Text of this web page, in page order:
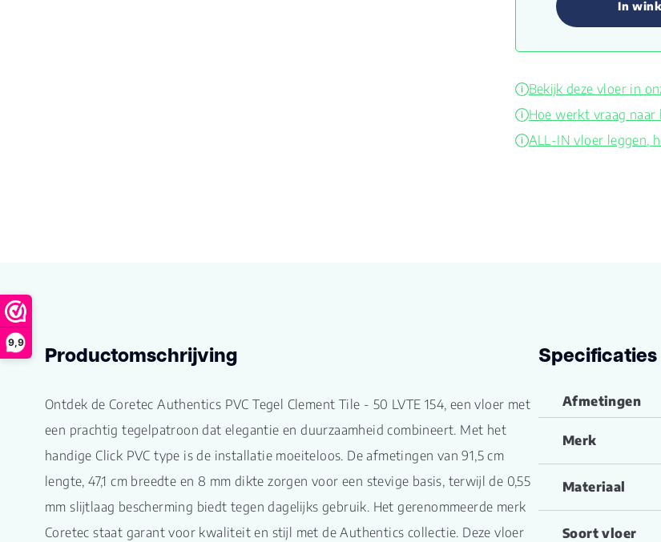
9,9
In
Bekijk deze vloer in
Hoe werkt vraag naar
ALL-IN vloer leggen,
Productomschrijving
Ontdek de Coretec Authentics PVC Tegel Clement Tile - 50 LVTE 154, een vloer met
een prachtig tegelpatroon dat elegantie en duurzaamheid combineert. Met het
handige Click PVC type is de installatie moeiteloos. De afmetingen van 91,5 cm
lengte, 47,1 cm breedte en 8 mm dikte zorgen voor een stevige basis, terwijl de 0,55
mm slijtlaag bescherming biedt tegen dagelijks gebruik. Het gerenommeerde merk
Coretec staat garant voor kwaliteit en stijl met de Authentics collectie. Deze vloer
Specificaties
Afmetingen
Merk
Materiaal
Soort vloer